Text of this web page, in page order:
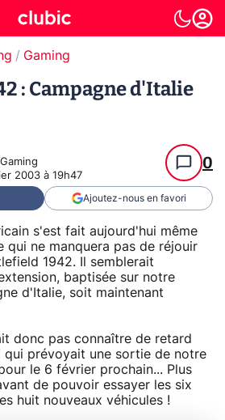
Gaming
: Campagne d'Italie
2003 à 19h47
0
Ajoutez-nous en favori
s'est fait aujourd'hui même
qui ne manquera pas de réjouir
1942. Il semblerait
baptisée sur notre
d'Italie, soit maintenant
donc pas connaître de retard
qui prévoyait une sortie de notre
le 6 février prochain... Plus
de pouvoir essayer les six
huit nouveaux véhicules !